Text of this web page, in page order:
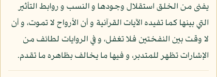
يفنى من الخلق استقلال وجودها و النسب و روابط التأثير
التي بينها كما تفيده الآيات القرآنية و أن الأرواح لا تموت، و أن
لا وقت بين النفختين فلا تغفل، و في الروايات لطائف من
الإشارات تظهر للمتدبر، و فيها ما يخالف بظاهره ما تقدم.